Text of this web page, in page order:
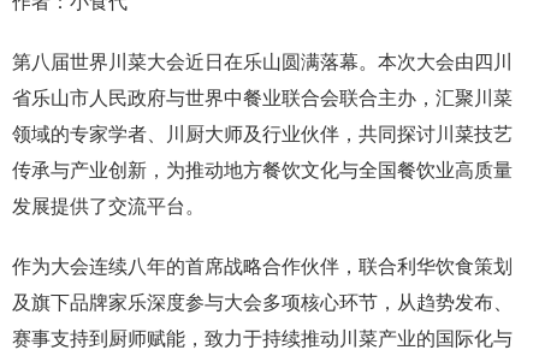
第八届世界川菜大会近日在乐山圆满落幕。本次大会由四川
省乐山市人民政府与世界中餐业联合会联合主办，汇聚川菜
领域的专家学者、川厨大师及行业伙伴，共同探讨川菜技艺
传承与产业创新，为推动地方餐饮文化与全国餐饮业高质量
发展提供了交流平台。
作为大会连续八年的首席战略合作伙伴，联合利华饮食策划
及旗下品牌家乐深度参与大会多项核心环节，从趋势发布、
赛事支持到厨师赋能，致力于持续推动川菜产业的国际化与